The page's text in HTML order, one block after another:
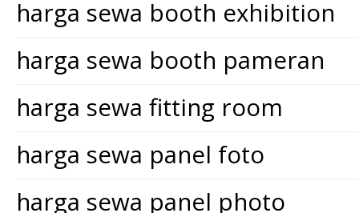
harga sewa booth exhibition
harga sewa booth pameran
harga sewa fitting room
harga sewa panel foto
harga sewa panel photo